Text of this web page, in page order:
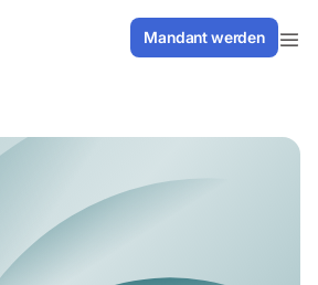
Mandant werden
Mandant werden
Mandant werden
Mandant werden